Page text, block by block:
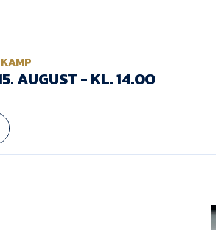
AUGUST - KL. 14.00